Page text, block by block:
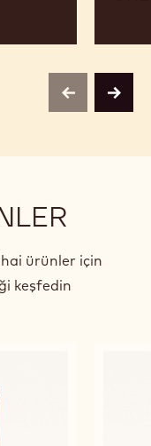
previousnext
ürünler için
keşfedin